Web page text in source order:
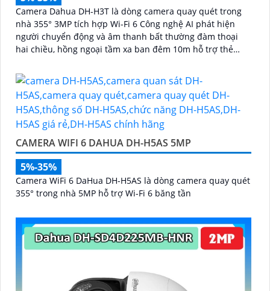
Camera Dahua DH-H3T là dòng camera quay quét trong
nhà 355° 3MP tích hợp Wi-Fi 6 Công nghệ AI phát hiện
người chuyển động và âm thanh bất thường đàm thoại
hai chiều, hồng ngoại tầm xa ban đêm 10m hỗ trợ thẻ
dụng DMSS
CAMERA WIFI 6 DAHUA DH-H5AS 5MP
5%-35%
Camera WiFi 6 DaHua DH-H5AS là dòng camera quay quét
355° trong nhà 5MP hỗ trợ Wi-Fi 6 băng tần